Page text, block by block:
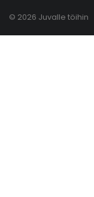
© 2026 Juvalle töihin